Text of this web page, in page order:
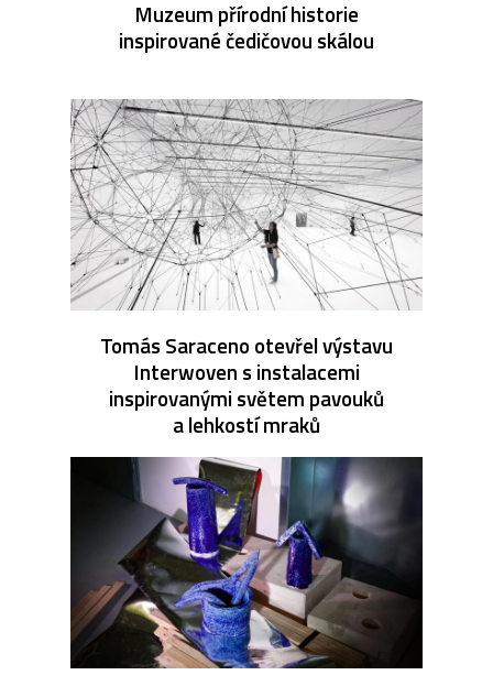
Muzeum přírodní historie
inspirované čedičovou skálou
Tomás Saraceno otevřel výstavu
Interwoven s instalacemi
inspirovanými světem pavouků
a lehkostí mraků